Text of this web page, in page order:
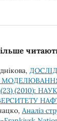
(2010):
Аналіз